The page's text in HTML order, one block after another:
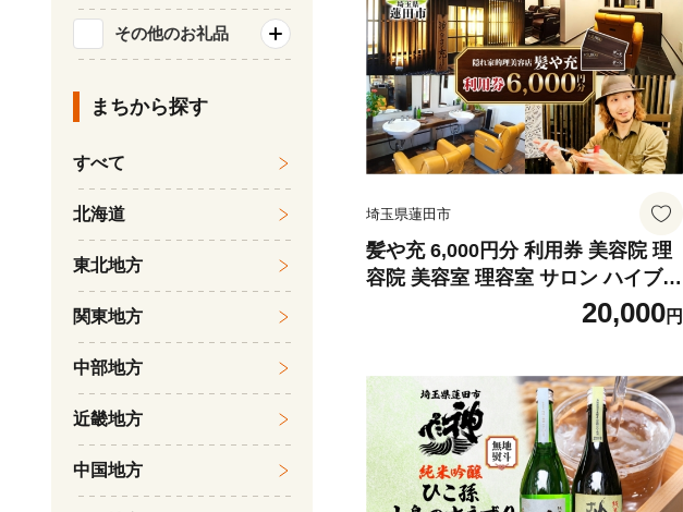
県 蓮田市
埼玉県蓮田市
髪や充 6,000円分 利用券 美容院 理
容院 美容室 理容室 サロン ハイブリ
ットサロン カット カラー パーマ ヘ
アスタイル おしゃれ 隠れ家 アット
無料 埼玉県 蓮田市
20,000円
その他のお礼品
まちから探す
すべて
北海道
東北地方
関東地方
中部地方
近畿地方
中国地方